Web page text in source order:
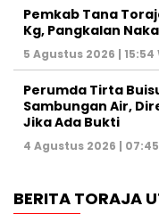
Pemkab Tana
Kg, Pangkalan
5 Agustus 2026 | 15:54
Perumda Tirta
Sambungan Air,
Jika Ada Bukti
4 Agustus 2026 | 07:45
BERITA TORAJA